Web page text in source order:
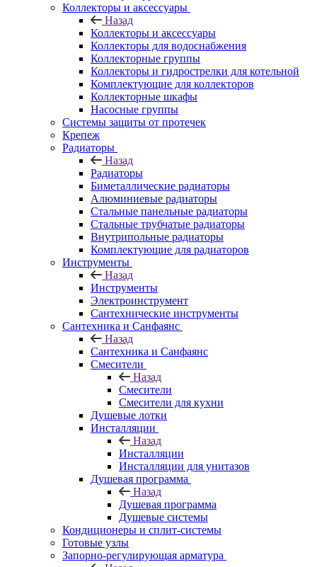
Коллекторы и аксессуары
Назад
Коллекторы и аксессуары
Коллекторы для водоснабжения
Коллекторные группы
Коллекторы и гидрострелки для котельной
Комплектующие для коллекторов
Коллекторные шкафы
Насосные группы
Системы защиты от протечек
Крепеж
Радиаторы
Назад
Радиаторы
Биметаллические радиаторы
Алюминиевые радиаторы
Стальные панельные радиаторы
Стальные трубчатые радиаторы
Внутрипольные радиаторы
Комплектующие для радиаторов
Инструменты
Назад
Инструменты
Электроинструмент
Сантехнические инструменты
Сантехника и Санфаянс
Назад
Сантехника и Санфаянс
Смесители
Назад
Смесители
Смесители для кухни
Душевые лотки
Инсталляции
Назад
Инсталляции
Инсталляции для унитазов
Душевая программа
Назад
Душевая программа
Душевые системы
Кондиционеры и сплит-системы
Готовые узлы
Запорно-регулирующая арматура